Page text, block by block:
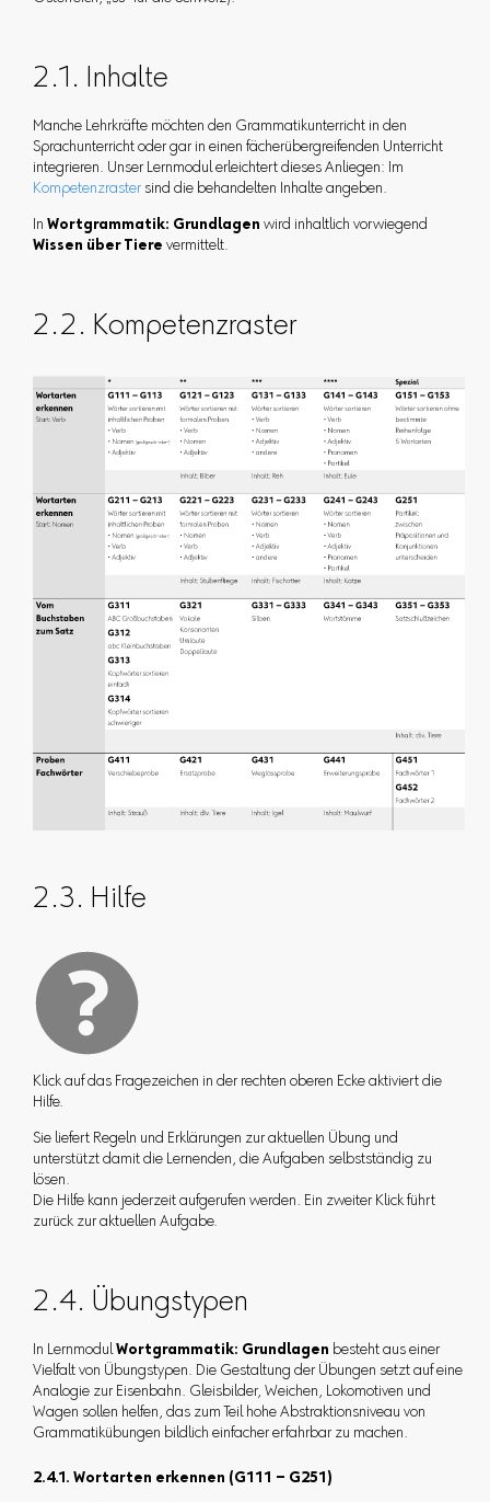
2.1. Inhalte
Manche Lehrkräfte möchten den Grammatikunterricht in den
Sprachunterricht oder gar in einen fächerübergreifenden Unterricht
integrieren. Unser Lernmodul erleichtert dieses Anliegen: Im
Kompetenzrastersind die behandelten Inhalte angeben.
In Wortgrammatik: Grundlagen wird inhaltlich vorwiegend
Wissen über Tiere vermittelt.
2.2. Kompetenzraster
2.3. Hilfe
Klick auf das Fragezeichen in der rechten oberen Ecke aktiviert die
Hilfe.
Sie liefert Regeln und Erklärungen zur aktuellen Übung und
unterstützt damit die Lernenden, die Aufgaben selbstständig zu
lösen.
Die Hilfe kann jederzeit aufgerufen werden. Ein zweiter Klick führt
zurück zur aktuellen Aufgabe.
2.4. Übungstypen
In LernmodulWortgrammatik: Grundlagen besteht aus einer
Vielfalt von Übungstypen. Die Gestaltung der Übungen setzt auf eine
Analogie zur Eisenbahn. Gleisbilder, Weichen, Lokomotiven und
Wagen sollen helfen, das zum Teil hohe Abstraktionsniveau von
Grammatikübungen bildlich einfacher erfahrbar zu machen.
2.4.1. Wortarten erkennen (G111 – G251)